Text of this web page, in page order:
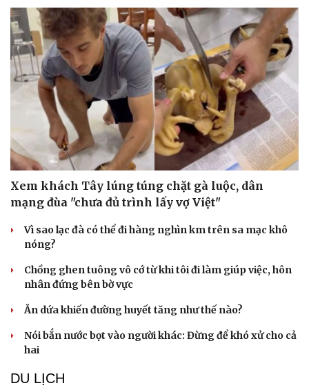
Xem khách Tây lúng túng chặt gà luộc, dân
mạng đùa "chưa đủ trình lấy vợ Việt"
Vì sao lạc đà có thể đi hàng nghìn km trên sa mạc khô
nóng?
Chồng ghen tuông vô cớ từ khi tôi đi làm giúp việc, hôn
nhân đứng bên bờ vực
Ăn dứa khiến đường huyết tăng như thế nào?
Nói bắn nước bọt vào người khác: Đừng để khó xử cho cả
hai
DU LỊCH